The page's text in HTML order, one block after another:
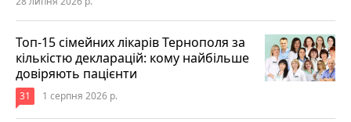
Топ-15 сімейних лікарів Тернополя за
кількістю декларацій: кому найбільше
довіряють пацієнти
31 1 серпня 2026 р.